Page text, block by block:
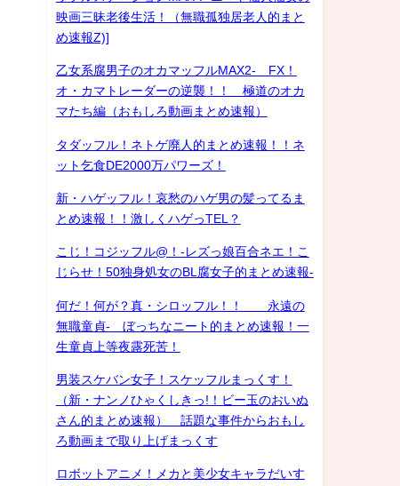
映画三昧老後生活！（無職孤独居老人的まと
め速報Z)]
乙女系腐男子のオカマッフルMAX2- FX！
オ・カマトレーダーの逆襲！！ 極道のオカ
マたち編（おもしろ動画まとめ速報）
タダッフル！ネトゲ廃人的まとめ速報！！ネ
ット乞食DE2000万パワーズ！
新・ハゲッフル！哀愁のハゲ男の髪ってるま
とめ速報！！激しくハゲっTEL？
こじ！コジッフル@！-レズっ娘百合ネエ！こ
じらせ！50独身処女のBL腐女子的まとめ速報-
何だ！何が？真・シロッフル！！ 永遠の
無職童貞- ぼっちなニート的まとめ速報！一
生童貞上等夜露死苦！
男装スケバン女子！スケッフルまっくす！
（新・ナンノひゃくしきっ!！ビー玉のおいぬ
さん的まとめ速報） 話題な事件からおもし
ろ動画まで取り上げまっくす
ロボットアニメ！メカと美少女キャラだいす